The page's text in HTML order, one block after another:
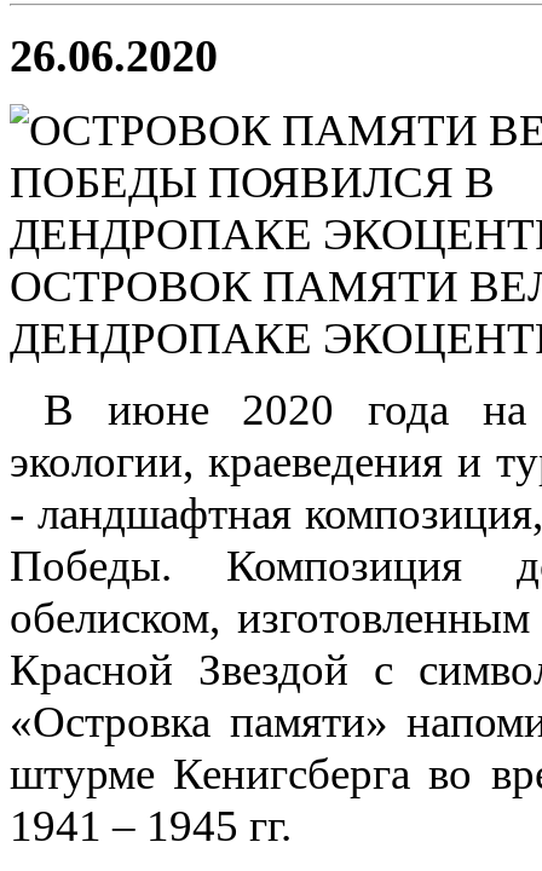
26.06.2020
ОСТРОВОК ПАМЯТИ
ДЕНДРОПАКЕ
В июне 2020 года на
экологии, краеведения и
- ландшафтная
Победы. Композиция
обелиском,
Красной Звездой с
«Островка памяти»
штурме Кенигсберга во
1941 – 1945 гг.